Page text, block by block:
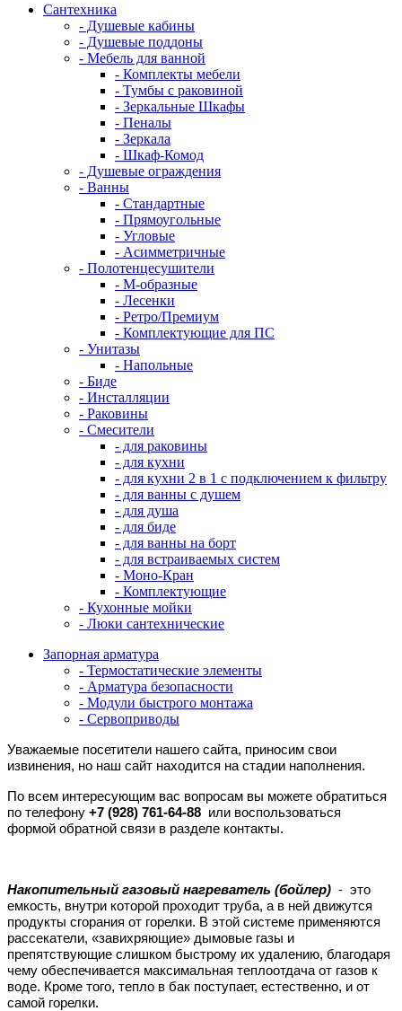
Сантехника
- Душевые кабины
- Душевые поддоны
- Мебель для ванной
- Комплекты мебели
- Тумбы с раковиной
- Зеркальные Шкафы
- Пеналы
- Зеркала
- Шкаф-Комод
- Душевые ограждения
- Ванны
- Стандартные
- Прямоугольные
- Угловые
- Асимметричные
- Полотенцесушители
- М-образные
- Лесенки
- Ретро/Премиум
- Комплектующие для ПС
- Унитазы
- Напольные
- Биде
- Инсталляции
- Раковины
- Смесители
- для раковины
- для кухни
- для кухни 2 в 1 с подключением к фильтру
- для ванны с душем
- для душа
- для биде
- для ванны на борт
- для встраиваемых систем
- Моно-Кран
- Комплектующие
- Кухонные мойки
- Люки сантехнические
Запорная арматура
- Термостатические элементы
- Арматура безопасности
- Модули быстрого монтажа
- Сервоприводы
Уважаемые посетители нашего сайта, приносим свои
извинения, но наш сайт находится на стадии наполнения.
По всем интересующим вас вопросам вы можете обратиться
по телефону +7 (928) 761-64-88 или воспользоваться
формой обратной связи в разделе контакты.
Накопительный газовый нагреватель (бойлер) - это
емкость, внутри которой проходит труба, а в ней движутся
продукты сгорания от горелки. В этой системе применяются
рассекатели, «завихряющие» дымовые газы и
препятствующие слишком быстрому их удалению, благодаря
чему обеспечивается максимальная теплоотдача от газов к
воде. Кроме того, тепло в бак поступает, естественно, и от
самой горелки.